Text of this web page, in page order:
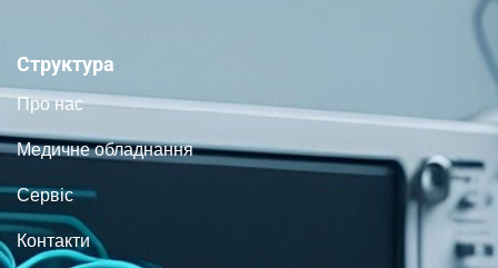
Структура
Про нас
Медичне обладнання
Сервіс
Контакти